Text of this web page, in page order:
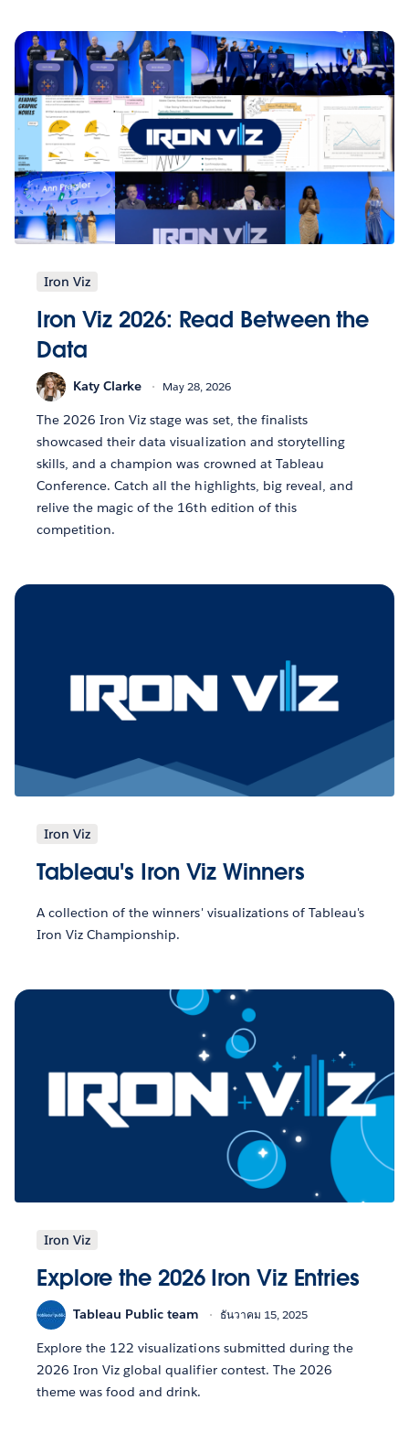
Iron Viz
Iron Viz 2026: Read Between the
Data
Katy Clarke May 28, 2026
The 2026 Iron Viz stage was set, the finalists
showcased their data visualization and storytelling
skills, and a champion was crowned at Tableau
Conference. Catch all the highlights, big reveal, and
relive the magic of the 16th edition of this
competition.
Iron Viz
Tableau's Iron Viz Winners
A collection of the winners' visualizations of Tableau's
Iron Viz Championship.
Iron Viz
Explore the 2026 Iron Viz Entries
Tableau Public team ธันวาคม 15, 2025
Explore the 122 visualizations submitted during the
2026 Iron Viz global qualifier contest. The 2026
theme was food and drink.